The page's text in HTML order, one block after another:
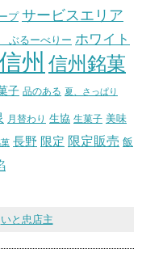
プ サービスエリア
るーべりー ホワイト
州 信州銘菓
子 品のある 夏、さっぱり
月替わり 生協 生菓子 美味
長野 限定 限定販売 飯
いと忠店主